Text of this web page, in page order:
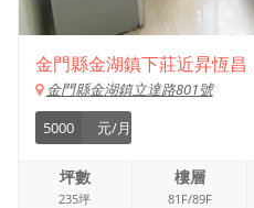
金門縣金湖鎮下莊近昇恆昌
金門縣金湖鎮立達路801號
5000
元/月
坪數
235坪
樓層
81F/89F